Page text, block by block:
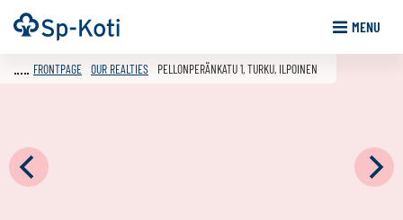
Go
to
Frontpage MENU
FRONTPAGE OUR REALTIES PELLONPERÄNKATU 1, TURKU, ILPOINEN